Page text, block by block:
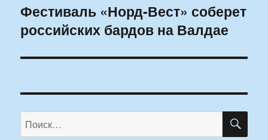
Следующая
запись:
Фестиваль «Норд-Вест» соберет
российских бардов на Валдае
Искать: